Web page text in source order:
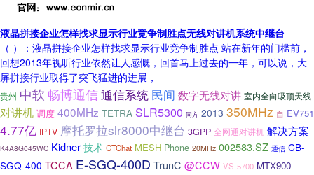
液晶拼接企业怎样找求显示行业竞争制胜点无线对讲机系统中继台
（ ）：液晶拼接企业怎样找求显示行业竞争制胜点 站在新年的门槛前，
回想2013年视听行业依然让人感慨，回首马上过去的一年，可以说，大
屏拼接行业取得了突飞猛进的进展，
贵州 中软 畅博通信通信系统 民间 数字无线对讲 室内全向吸顶天线
对讲机 调度 400MHz TETRA SLR5300 同方 2013 350MHz 自 EV751
4.77亿 IPTV 摩托罗拉slr8000中继台 3GPP 全网通对讲机 解决方案
K4A8G045WC Kidner 技术 CTChat MESH Phone 20MHz 002583.SZ 通信 CB-
SGQ-400 TCCA E-SGQ-400D TrunC @CCW VS-5700 MTX900